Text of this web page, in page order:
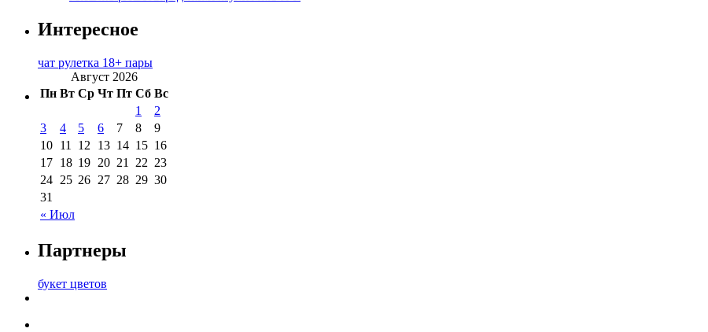
Интересное
чат рулетка 18+ пары
Август 2026
Пн Вт Ср Чт Пт Сб Вс
« Июл
1
2
3
4 5 6 7 8
9
10 11 12 13 14 15 16
17 18 19 20 21 22 23
24 25 26 27 28 29 30
31
Партнеры
букет цветов